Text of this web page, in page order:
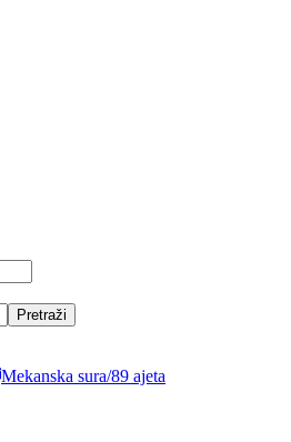
Pretraži
Mekanska sura/89 ajeta